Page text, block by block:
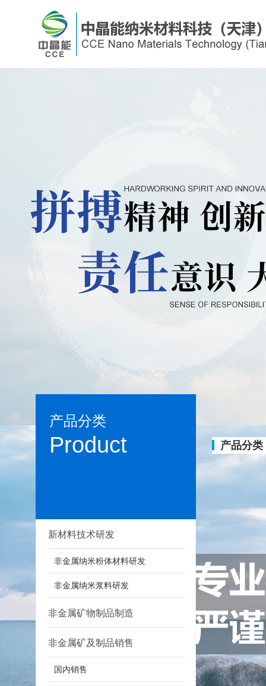
产品分类
Product
新材料技术研发
非金属纳米粉体材料研发
非金属纳米浆料研发
非金属矿物制品制造
非金属矿及制品销售
国内销售
产品分类